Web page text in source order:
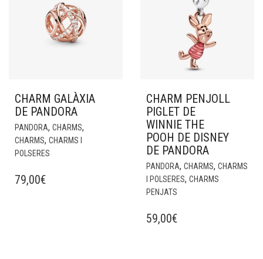
CHARM GALÀXIA
DE PANDORA
PANDORA, CHARMS,
CHARMS, CHARMS I
POLSERES
79,00€
CHARM PENJOLL
PIGLET DE
WINNIE THE
POOH DE DISNEY
DE PANDORA
PANDORA, CHARMS, CHARMS
I POLSERES, CHARMS
PENJATS
59,00€